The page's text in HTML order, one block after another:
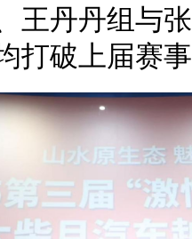
王丹丹组与
打破上届赛